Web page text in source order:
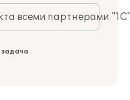
всеми партнерами